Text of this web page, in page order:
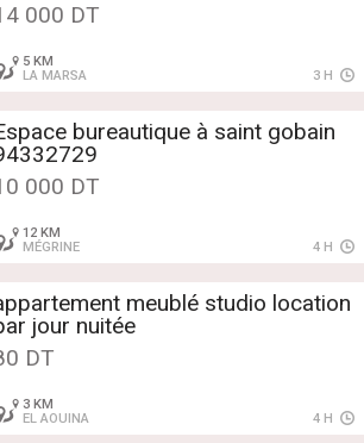
000 DT
5 KM
LA MARSA
3 H
bureautique à saint gobain
000 DT
12 KM
MÉGRINE
4 H
meublé studio location
jour nuitée
DT
3 KM
EL AOUINA
4 H